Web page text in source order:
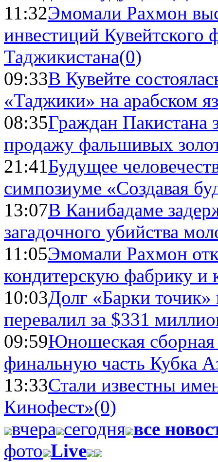
11:32Эмомали Рахмон
инвестиций Кувейтского
Таджикистана(0)
09:33В Кувейте
«Таджики» на арабском
08:35Граждан Пакистана
продажу фальшивых
21:41Будущее
симпозиуме «Создавая
13:07В Канибадаме
загадочного убийства
11:05Эмомали Рахмон
кондитерскую фабрику и
10:03Долг «Барки
перевалил за $331
09:59Юношеская
финальную часть Кубка
13:33Стали известны
Кинофест»(0)
вчера сегодня все
фото Live